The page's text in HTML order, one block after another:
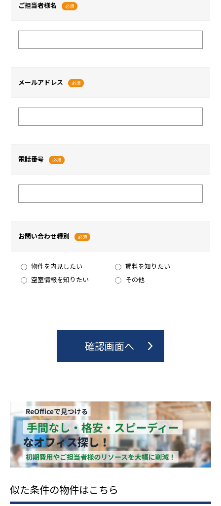
ご担当者様名 必須
メールアドレス 必須
電話番号 必須
お問い合わせ種別 必須
物件を内見したい
賃料を知りたい
空室情報を知りたい
その他
似た条件の物件はこちら